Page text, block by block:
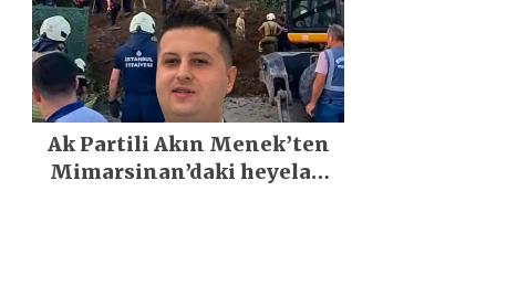
Ak Partili Akın Menek’ten
Mimarsinan’daki heyelan